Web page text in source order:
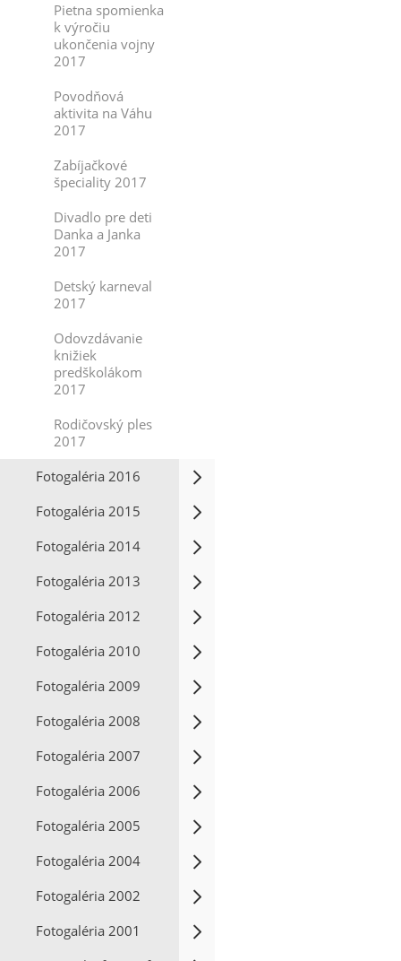
Pietna spomienka
k výročiu
ukončenia vojny
2017
Povodňová
aktivita na Váhu
2017
Zabíjačkové
špeciality 2017
Divadlo pre deti
Danka a Janka
2017
Detský karneval
2017
Odovzdávanie
knižiek
predškolákom
2017
Rodičovský ples
2017
Fotogaléria 2016
Fotogaléria 2015
Fotogaléria 2014
Fotogaléria 2013
Fotogaléria 2012
Fotogaléria 2010
Fotogaléria 2009
Fotogaléria 2008
Fotogaléria 2007
Fotogaléria 2006
Fotogaléria 2005
Fotogaléria 2004
Fotogaléria 2002
Fotogaléria 2001